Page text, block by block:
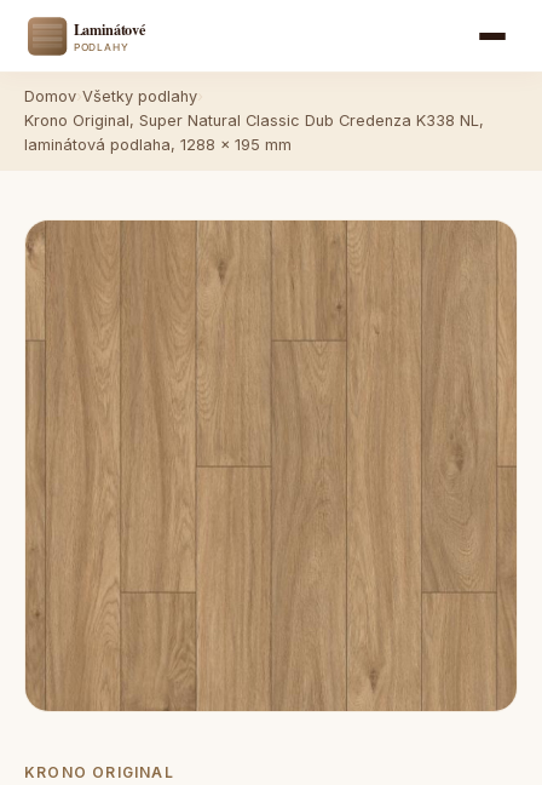
Domov Všetky podlahy
Krono Original, Super Natural Classic Dub Credenza K338 NL,
laminátová podlaha, 1288 x 195 mm
KRONO ORIGINAL